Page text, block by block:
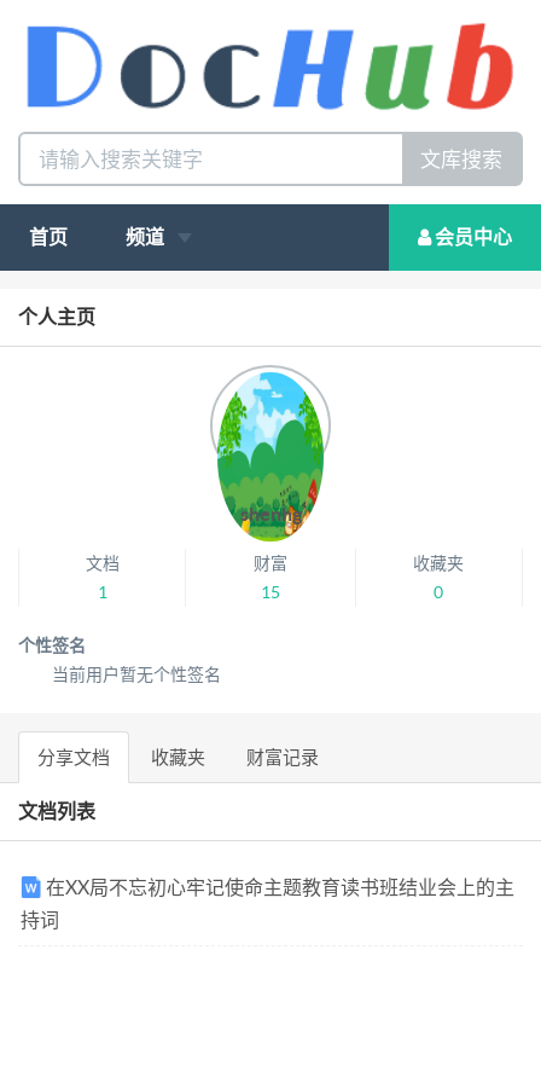
文库搜索
首页 频道 会员中心
个人主页
shenhg
文档
1
财富
15
收藏夹
0
个性签名
当前用户暂无个性签名
分享文档 收藏夹 财富记录
文档列表
在XX局不忘初心牢记使命主题教育读书班结业会上的主
持词